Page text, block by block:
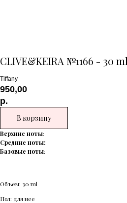
CLIVE&KEIRA №1166 - 30
Tiffany
950,00
р.
В корзину
Верхние ноты:
Средние ноты:
Базовые ноты:
Объем: 30 ml
Пол: для нее